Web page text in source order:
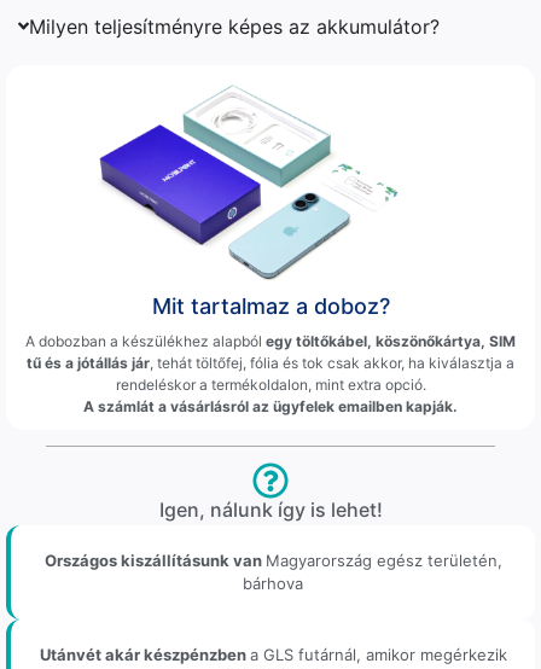
Milyen teljesítményre képes az akkumulátor?
Mit tartalmaz a doboz?
A dobozban a készülékhez alapból egy töltőkábel, köszönőkártya, SIM
tű és a jótállás jár , tehát töltőfej, fólia és tok csak akkor, ha kiválasztja a
rendeléskor a termékoldalon, mint extra opció.
A számlát a vásárlásról az ügyfelek emailben kapják.
Igen, nálunk így is lehet!
Országos kiszállításunk van Magyarország egész területén,
bárhova
Utánvét akár készpénzbena GLS futárnál, amikor megérkezik